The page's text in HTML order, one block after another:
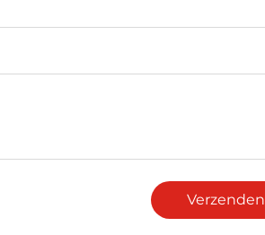
Verzenden